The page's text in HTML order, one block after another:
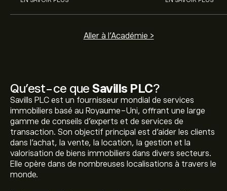
Qu’est-ce que Savills PLC?
Savills PLC est un fournisseur mondial de services
immobiliers basé au Royaume-Uni, offrant une large
gamme de conseils d'experts et de services de
transaction. Son objectif principal est d'aider les clients
dans l'achat, la vente, la location, la gestion et la
valorisation de biens immobiliers dans divers secteurs.
Elle opère dans de nombreuses localisations à travers le
monde.
Aller à l'Académie >